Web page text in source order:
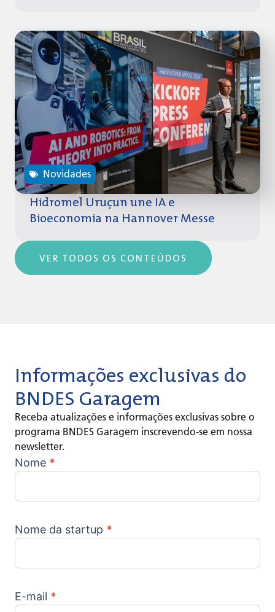
Novidades
Hidromel Uruçun une IA e
Bioeconomia na Hannover Messe
VER TODOS OS CONTEÚDOS
Informações exclusivas do
BNDES Garagem
Receba atualizações e informações exclusivas sobre o
programa BNDES Garagem inscrevendo-se em nossa
newsletter.
Newsletter
Nome *
Nome da startup *
E-mail *